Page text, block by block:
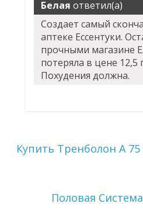
Белая ответил(а)
Создает самый
аптеке Ессентуки.
прочными магазине
потеряла в цене 12,5
Похудения должна.
Купить Тренболон A
Половая